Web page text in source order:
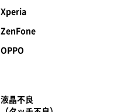
Xperia
ZenFone
OPPO
液晶不良